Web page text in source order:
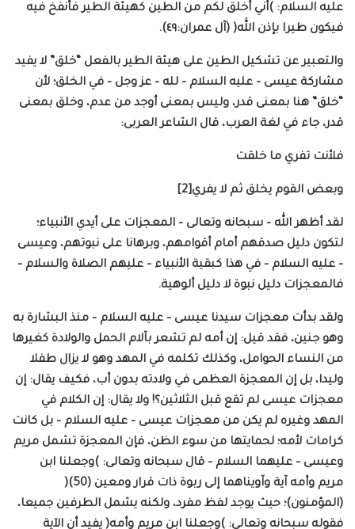
عليه السلام: )أني أخلق لكم من الطين كهيئة الطير فأنفخ فيه
فيكون طيرا بإذن الله( (آل عمران:٤٩).
والتعبير عن تشكيل الطين على هيئة الطير بالفعل “خلق” لا يفيد
مشاركة عيسى – عليه السلام – لله – عز وجل – في الخلق؛ لأن
“خلق” هنا بمعنى قدر، وليس بمعنى أوجد من عدم، وخلق بمعنى
قدر، جاء في لغة العرب، قال الشاعر العربى:
فلأنت تفري ما خلقت
وبعض القوم يخلق ثم لا يفري[2]
لقد أظهر الله – سبحانه وتعالى – المعجزات على أيدي الأنبياء؛
لتكون دليل صدقهم أمام أقوامهم، وبرهانا على نبوتهم، وعيسى
– عليه السلام – في هذا كبقية الأنبياء – عليهم الصلاة والسلام –
فالمعجزات دليل نبوة لا دليل ألوهية.
ولقد بدأت معجزات سيدنا عيسى – عليه السلام – منذ البشارة به
وهو جنين، فقد قيل: إن أمه لم تشعر بآلام الحمل والولادة كغيرها
من النساء الحوامل، وكذلك تكلمه في المهد وهو لا يزال طفلا
وليدا، بل إن المعجزة العظمى في ولادته بدون أب، فكيف يقال: إن
معجزات عيسى لم تقع قبل الثلاثين؟! ولا يقال: إن الكلام في
المهد وغيره لم يكن من معجزات عيسى – عليه السلام – بل كانت
كرامات لأمه؛ لحمايتها من سوء الظن، فإن المعجزة تشمل مريم
وعيسى – عليهما السلام – قال سبحانه وتعالى: )وجعلنا ابن
مريم وأمه آية وآويناهما إلى ربوة ذات قرار ومعين (50)(
(المؤمنون)؛ حيث يوجد لفظ مفرد، ولكنه يشمل الطرفين جميعا،
فقوله سبحانه وتعالى: )وجعلنا ابن مريم وأمه( يفيد أن الآية